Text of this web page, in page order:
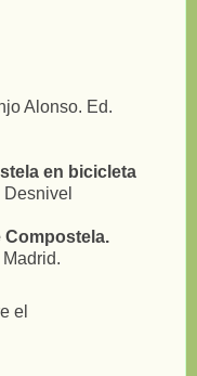
Alonso. Ed.
en bicicleta
Compostela.